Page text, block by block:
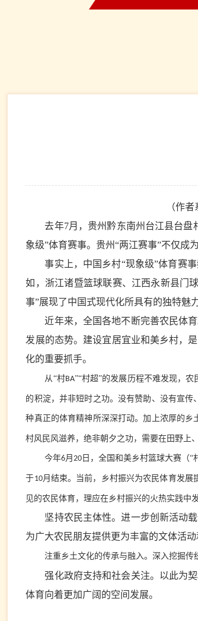
（作
去年7月，贵州黔东南州台江县台盘
象级”体育赛事。贵州“两江赛事”不仅成
事实上，中国乡村“现象级”体育赛
如，浙江诸暨篮球联赛、江西永新县门
事”展现了中国式现代化所具有的独特魅
近年来，全国各地不断完善农民体
发展的态势。建设宜居宜业和美乡村，
化的重要抓手。
从“村BA”“村超”的发展历程不难发现，
的积淀，并非短时之功。没有赞助、没有宣
种真正的体育精神所深深打动。加上浓厚的
村风民风滋养，绝非朝夕之功，需要在田野上
今年6月20 日，全国和美乡村篮球大赛（“
于10月结束。当前，乡村振兴为农民体育发
见的农民体育，理应在乡村振兴的火热实践中
坚持农民主体性。进一步创新活动
为广大农民朋友提供更为丰富的文体活
注重乡土文化的传承与融入。深入挖掘
强化政府支持和社会关注。以此为
体育向着更加广阔的空间发展。